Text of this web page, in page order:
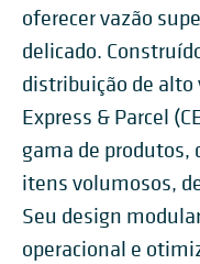
oferecer vazão
delicado.
distribuição de alto
Express & Parcel
gama de produtos,
itens volumosos,
Seu design
operacional e